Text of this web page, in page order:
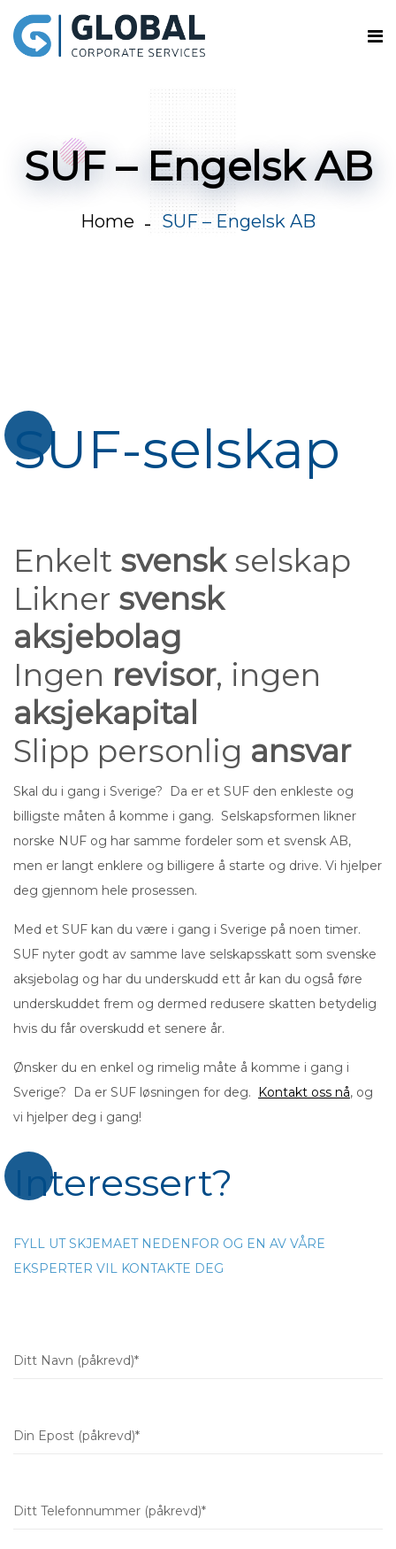
SUF – Engelsk AB
Home SUF – Engelsk AB
SUF-selskap
Enkelt svenskselskap
Likner svensk
aksjebolag
Ingen revisor, ingen
aksjekapital
Slipp personlig ansvar
Skal du i gang i Sverige? Da er et SUF den enkleste og
billigste måten å komme i gang. Selskapsformen likner
norske NUF og har samme fordeler som et svensk AB,
men er langt enklere og billigere å starte og drive. Vi hjelper
deg gjennom hele prosessen.
Med et SUF kan du være i gang i Sverige på noen timer.
SUF nyter godt av samme lave selskapsskatt som svenske
aksjebolag og har du underskudd ett år kan du også føre
underskuddet frem og dermed redusere skatten betydelig
hvis du får overskudd et senere år.
Ønsker du en enkel og rimelig måte å komme i gang i
Sverige? Da er SUF løsningen for deg. Kontakt oss nå, og
vi hjelper deg i gang!
Interessert?
FYLL UT SKJEMAET NEDENFOR OG EN AV VÅRE
EKSPERTER VIL KONTAKTE DEG